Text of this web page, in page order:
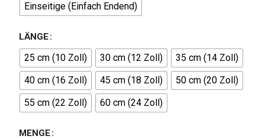
Einseitige (Einfach Endend)
LÄNGE
25 cm (10 Zoll) 30 cm (12 Zoll)
35 cm (14 Zoll)
40 cm (16 Zoll)
45 cm (18 Zoll)
50 cm (20 Zoll)
55 cm (22 Zoll)
60 cm (24 Zoll)
MENGE